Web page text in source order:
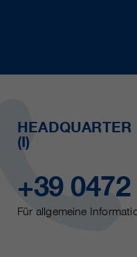
(I)
+39 0472
Für allgemeine